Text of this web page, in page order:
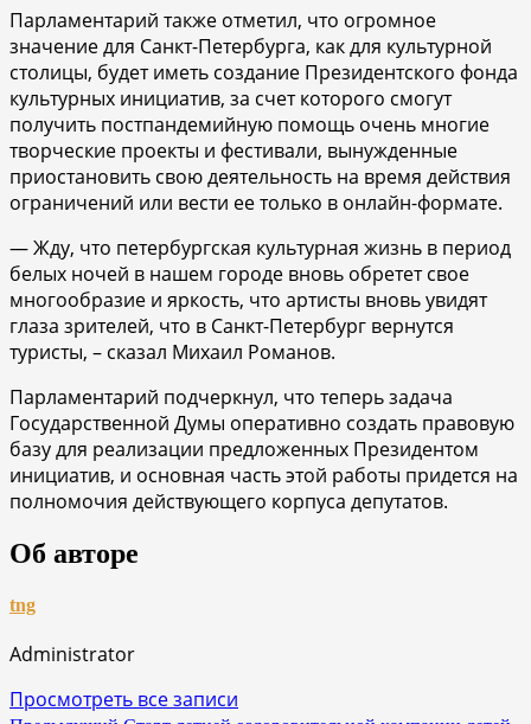
Парламентарий также отметил, что огромное
значение для Санкт-Петербурга, как для культурной
столицы, будет иметь создание Президентского фонда
культурных инициатив, за счет которого смогут
получить постпандемийную помощь очень многие
творческие проекты и фестивали, вынужденные
приостановить свою деятельность на время действия
ограничений или вести ее только в онлайн-формате.
— Жду, что петербургская культурная жизнь в период
белых ночей в нашем городе вновь обретет свое
многообразие и яркость, что артисты вновь увидят
глаза зрителей, что в Санкт-Петербург вернутся
туристы, – сказал Михаил Романов.
Парламентарий подчеркнул, что теперь задача
Государственной Думы оперативно создать правовую
базу для реализации предложенных Президентом
инициатив, и основная часть этой работы придется на
полномочия действующего корпуса депутатов.
Об авторе
tng
Administrator
Просмотреть все записи